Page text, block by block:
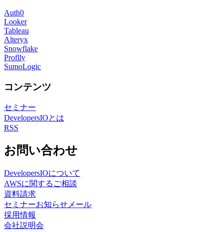
Auth0
Looker
Tableau
Alteryx
Snowflake
Proflly
SumoLogic
コンテンツ
セミナー
DevelopersIOとは
RSS
お問い合わせ
DevelopersIOについて
AWSに関するご相談
資料請求
セミナーお知らせメール
採用情報
会社説明会